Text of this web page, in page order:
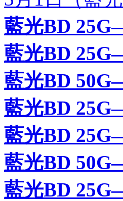
藍光BD
藍光BD
藍光BD
藍光BD
藍光BD
藍光BD
藍光BD